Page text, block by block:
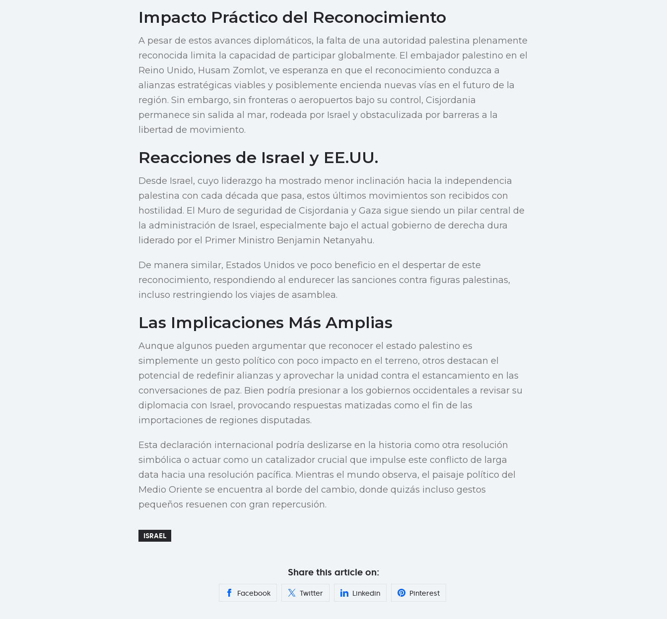
Impacto Práctico del Reconocimiento
A pesar de estos avances diplomáticos, la falta de una autoridad palestina plenamente
reconocida limita la capacidad de participar globalmente. El embajador palestino en el
Reino Unido, Husam Zomlot, ve esperanza en que el reconocimiento conduzca a
alianzas estratégicas viables y posiblemente encienda nuevas vías en el futuro de la
región. Sin embargo, sin fronteras o aeropuertos bajo su control, Cisjordania
permanece sin salida al mar, rodeada por Israel y obstaculizada por barreras a la
libertad de movimiento.
Reacciones de Israel y EE.UU.
Desde Israel, cuyo liderazgo ha mostrado menor inclinación hacia la independencia
palestina con cada década que pasa, estos últimos movimientos son recibidos con
hostilidad. El Muro de seguridad de Cisjordania y Gaza sigue siendo un pilar central de
la administración de Israel, especialmente bajo el actual gobierno de derecha dura
liderado por el Primer Ministro Benjamin Netanyahu.
De manera similar, Estados Unidos ve poco beneficio en el despertar de este
reconocimiento, respondiendo al endurecer las sanciones contra figuras palestinas,
incluso restringiendo los viajes de asamblea.
Las Implicaciones Más Amplias
Aunque algunos pueden argumentar que reconocer el estado palestino es
simplemente un gesto político con poco impacto en el terreno, otros destacan el
potencial de redefinir alianzas y aprovechar la unidad contra el estancamiento en las
conversaciones de paz. Bien podría presionar a los gobiernos occidentales a revisar su
diplomacia con Israel, provocando respuestas matizadas como el fin de las
importaciones de regiones disputadas.
Esta declaración internacional podría deslizarse en la historia como otra resolución
simbólica o actuar como un catalizador crucial que impulse este conflicto de larga
data hacia una resolución pacífica. Mientras el mundo observa, el paisaje político del
Medio Oriente se encuentra al borde del cambio, donde quizás incluso gestos
pequeños resuenen con gran repercusión.
ISRAEL
Share this article on:
Facebook Twitter Linkedin Pinterest